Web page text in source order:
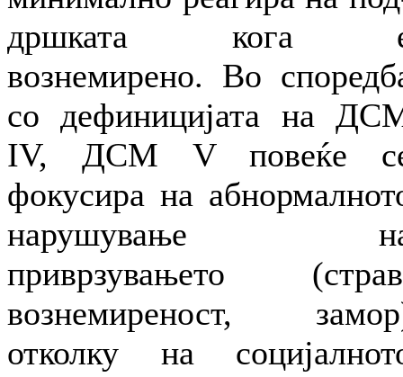
дршката кога
вознемирено. Во
со дефиницијата на
IV, ДСМ V повеќе
фокусира на
нарушување
приврзувањето
вознемиреност,
отколку на